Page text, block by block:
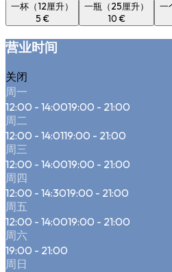
一杯（12厘升）
5 €
一瓶（25厘升）
10 €
一
营业时间
关闭
周一
12:00 - 14:0019:00 - 21:00
周二
12:00 - 14:0119:00 - 21:00
周三
12:00 - 14:0019:00 - 21:00
周四
12:00 - 14:3019:00 - 21:00
周五
12:00 - 14:0019:00 - 21:00
周六
19:00 - 21:00
周日